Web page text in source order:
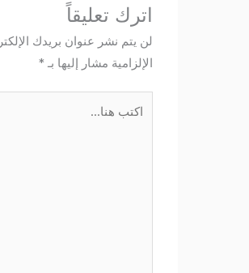
اترك تعليقاً
لن يتم نشر عنوان بريدك الإلكتروني.
الإلزامية مشار إليها بـ*